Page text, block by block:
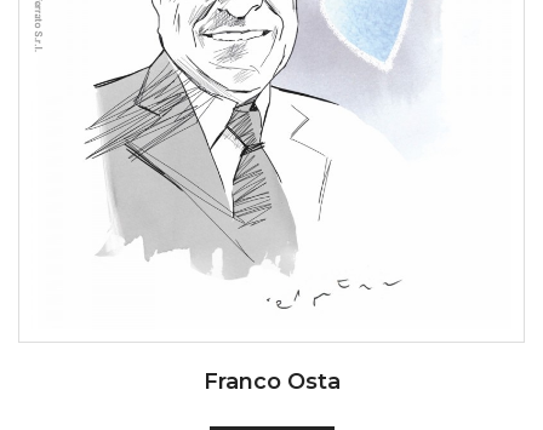
Franco Osta